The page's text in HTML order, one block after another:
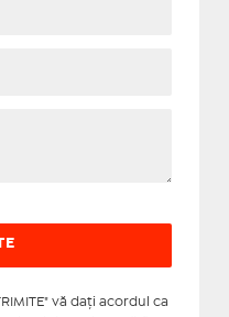
vă daţi acordul ca